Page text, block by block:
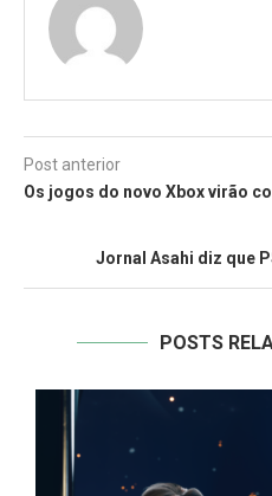
Post anterior
Os jogos do novo Xbox virão
Jornal Asahi diz que
POSTS